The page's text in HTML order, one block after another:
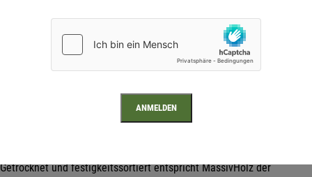
MassivHolz Produkte werden aus einem Stamm mehrstielig und
Getrocknet und festigkeitssortiert entspricht MassivHolz der